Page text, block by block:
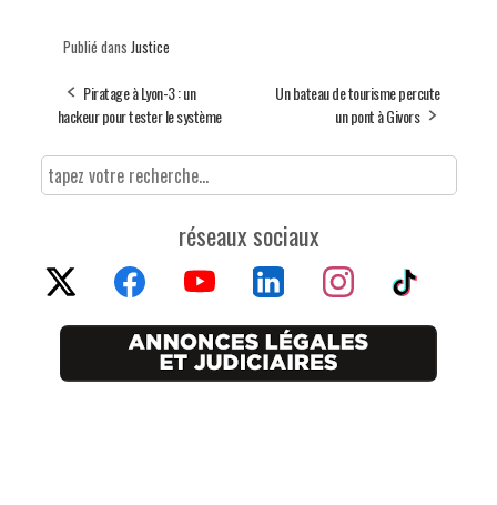
Publié dans Justice
Piratage à Lyon-3 : un
hackeur pour tester le système
Un bateau de tourisme percute
un pont à Givors
réseaux sociaux